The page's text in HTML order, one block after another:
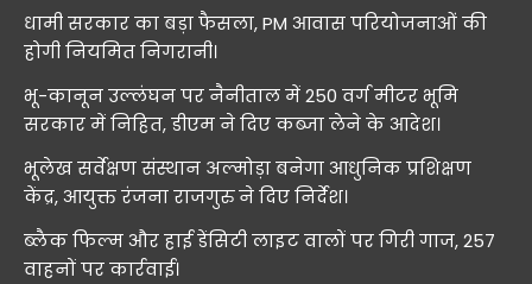
धामी सरकार का बड़ा फैसला, PM आवास परियोजनाओं की
होगी नियमित निगरानी।
भू-कानून उल्लंघन पर नैनीताल में 250 वर्ग मीटर भूमि
सरकार में निहित, डीएम ने दिए कब्जा लेने के आदेश।
भूलेख सर्वेक्षण संस्थान अल्मोड़ा बनेगा आधुनिक प्रशिक्षण
केंद्र, आयुक्त रंजना राजगुरु ने दिए निर्देश।
ब्लैक फिल्म और हाई डेंसिटी लाइट वालों पर गिरी गाज, 257
वाहनों पर कार्रवाई।